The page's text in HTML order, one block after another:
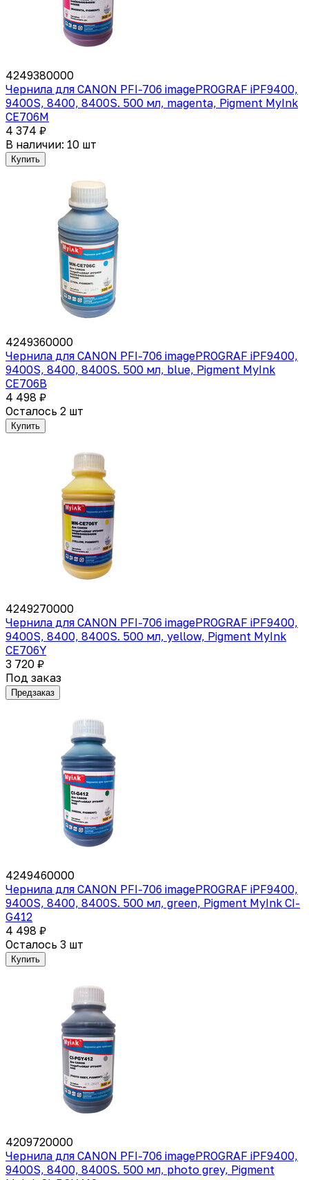
4249380000
Чернила для CANON PFI-706 imagePROGRAF iPF9400,
9400S, 8400, 8400S. 500 мл, magenta, Pigment MyInk
CE706M
4 374 ₽
В наличии: 10 шт
Купить
4249360000
Чернила для CANON PFI-706 imagePROGRAF iPF9400,
9400S, 8400, 8400S. 500 мл, blue, Pigment MyInk
CE706B
4 498 ₽
Осталось 2 шт
Купить
4249270000
Чернила для CANON PFI-706 imagePROGRAF iPF9400,
9400S, 8400, 8400S. 500 мл, yellow, Pigment MyInk
CE706Y
3 720 ₽
Под заказ
Предзаказ
4249460000
Чернила для CANON PFI-706 imagePROGRAF iPF9400,
9400S, 8400, 8400S. 500 мл, green, Pigment MyInk CI-
G412
4 498 ₽
Осталось 3 шт
Купить
4209720000
Чернила для CANON PFI-706 imagePROGRAF iPF9400,
9400S, 8400, 8400S. 500 мл, photo grey, Pigment